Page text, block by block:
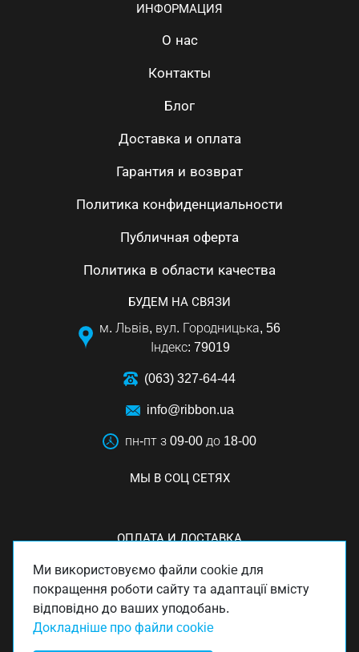
ИНФОРМАЦИЯ
О нас
Контакты
Блог
Доставка и оплата
Гарантия и возврат
Политика конфиденциальности
Публичная оферта
Политика в области качества
БУДЕМ НА СВЯЗИ
м. Львів, вул. Городницька, 56
Індекс: 79019
(063) 327-64-44
info@ribbon.ua
пн-пт з 09-00 до 18-00
МЫ В СОЦ СЕТЯХ
ОПЛАТА И ДОСТАВКА
Ми використовуємо файли cookie для
покращення роботи сайту та адаптації вмісту
відповідно до ваших уподобань.
Докладніше про файли cookie